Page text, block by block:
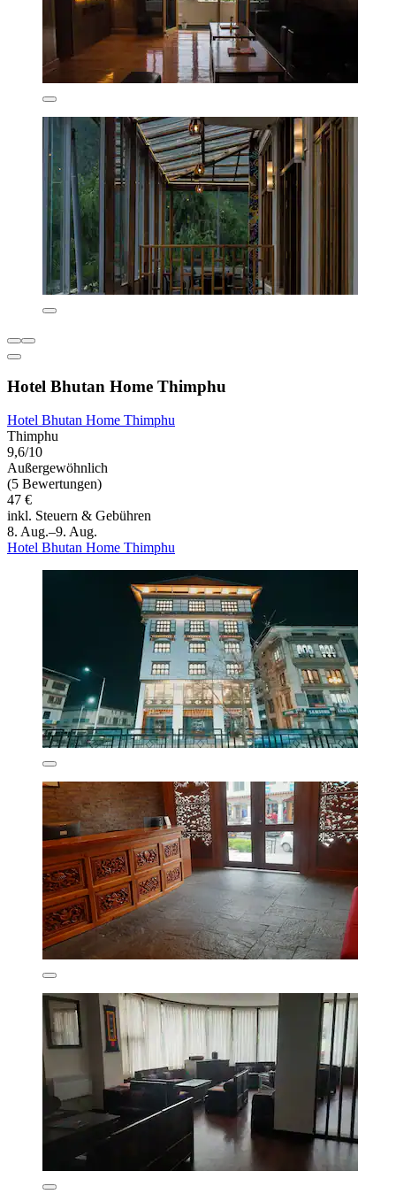
Hotel Bhutan Home Thimphu
Hotel Bhutan Home Thimphu
Thimphu
9,6/10
Außergewöhnlich
(5 Bewertungen)
47 €
inkl. Steuern & Gebühren
8. Aug.–9. Aug.
Hotel Bhutan Home Thimphu